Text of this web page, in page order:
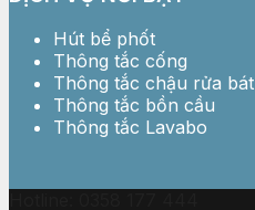
Hút bể phốt
Thông tắc cống
Thông tắc chậu rửa bát
Thông tắc bồn cầu
Thông tắc Lavabo